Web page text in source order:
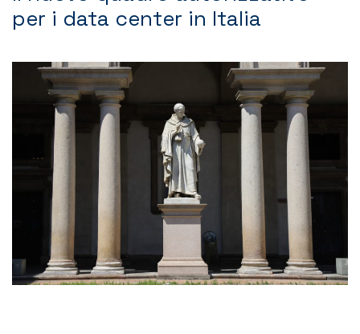
Contatti
per i data center in Italia